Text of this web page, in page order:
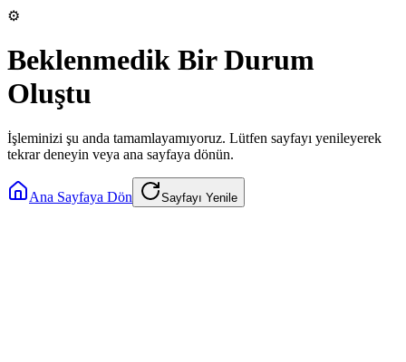
⚙️
Beklenmedik Bir Durum
Oluştu
İşleminizi şu anda tamamlayamıyoruz. Lütfen sayfayı yenileyerek
tekrar deneyin veya ana sayfaya dönün.
Ana Sayfaya Dön Sayfayı Yenile